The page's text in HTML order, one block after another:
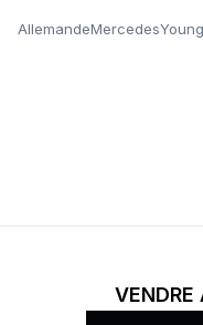
AllemandeMercedes
VENDRE